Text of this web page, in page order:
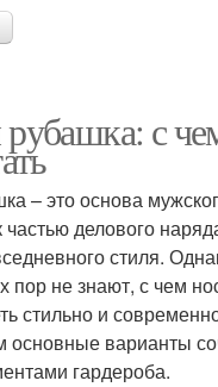
с
– это основа
делового
стиля.
пор не знают, с чем
стильно и
основные варианты
гардероба.